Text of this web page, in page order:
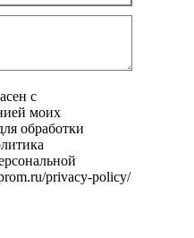
с
моих
обработки
privacy-policy/